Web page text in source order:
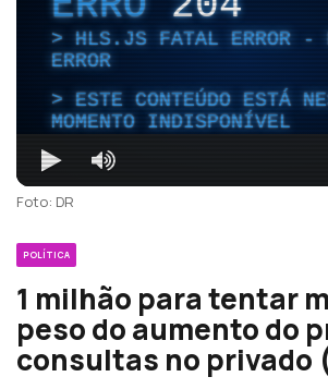
HLS.JS FATAL ERROR -
ERROR
ESTE CONTEÚDO ESTÁ
MOMENTO INDISPONÍVEL
Foto: DR
POLÍTICA
1 milhão para tentar
peso do aumento do
consultas no privado